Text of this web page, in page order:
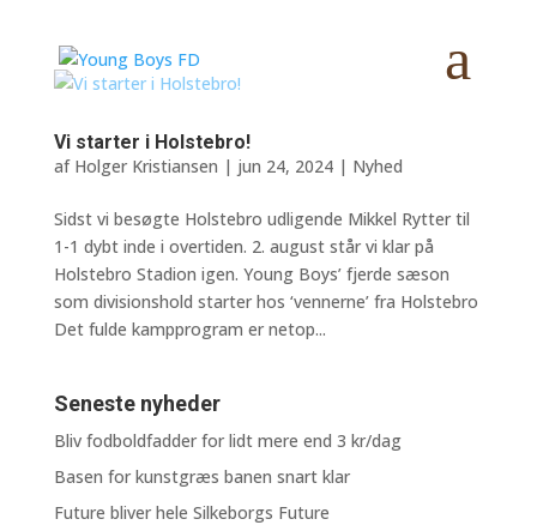
Vi starter i Holstebro!
af Holger Kristiansen | jun 24, 2024| Nyhed
Sidst vi besøgte Holstebro udligende Mikkel Rytter til
1-1 dybt inde i overtiden. 2. august står vi klar på
Holstebro Stadion igen. Young Boys’ fjerde sæson
som divisionshold starter hos ‘vennerne’ fra Holstebro
Det fulde kampprogram er netop...
Seneste nyheder
Bliv fodboldfadder for lidt mere end 3 kr/dag
Basen for kunstgræs banen snart klar
Future bliver hele Silkeborgs Future